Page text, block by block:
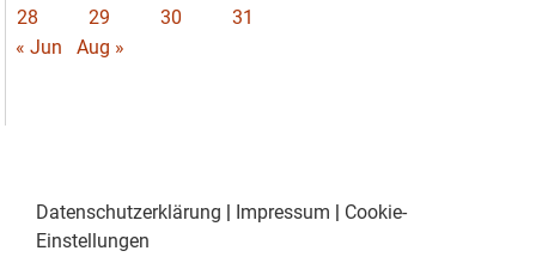
28
29 30
31
« Jun
Aug »
Datenschutzerklärung | Impressum | Cookie-
Einstellungen